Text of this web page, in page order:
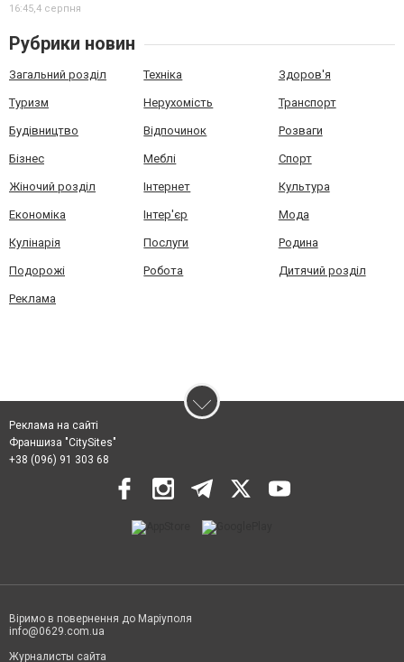
16:45,4 серпня
Рубрики новин
Загальний розділ Техніка Здоров'я
Туризм Нерухомість Транспорт
Будівництво Відпочинок Розваги
Бізнес Меблі Спорт
Жіночий розділ Інтернет Культура
Економіка Інтер'єр Мода
Кулінарія Послуги Родина
Подорожі Робота Дитячий розділ
Реклама
Реклама на сайті
Франшиза "CitySites"
+38 (096) 91 303 68
Віримо в повернення до Маріуполя
info@0629.com.ua
Журналисты сайта